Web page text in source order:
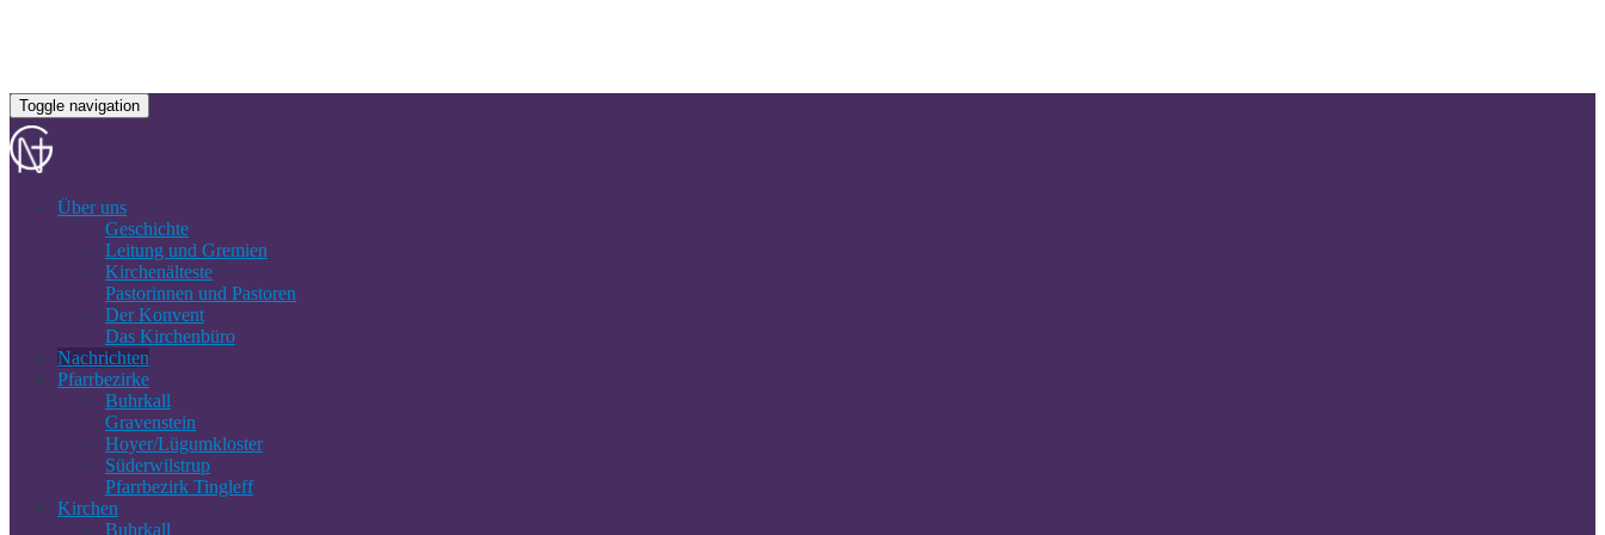
Toggle navigation
Über uns
Geschichte
Leitung und Gremien
Kirchenälteste
Pastorinnen und Pastoren
Der Konvent
Das Kirchenbüro
Nachrichten
Pfarrbezirke
Buhrkall
Gravenstein
Hoyer/Lügumkloster
Süderwilstrup
Pfarrbezirk Tingleff
Kirchen
Buhrkall